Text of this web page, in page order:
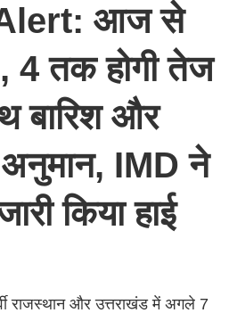
आज से
4 तक होगी तेज
बारिश और
IMD ने
किया हाई
राजस्थान और उत्तराखंड में अगले 7